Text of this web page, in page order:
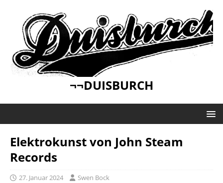
¬¬DUISBURCH
Elektrokunst von John Steam
Records
27. Januar 2024 Swen Bock